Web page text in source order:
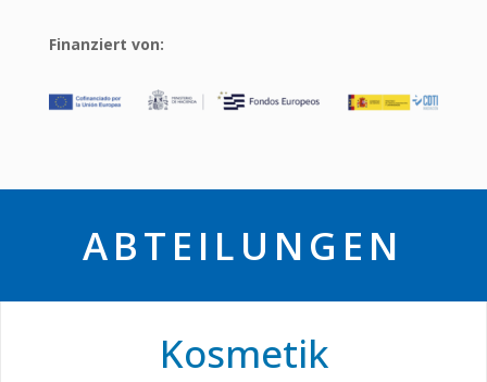
Finanziert von:
ABTEILUNGEN
Kosmetik